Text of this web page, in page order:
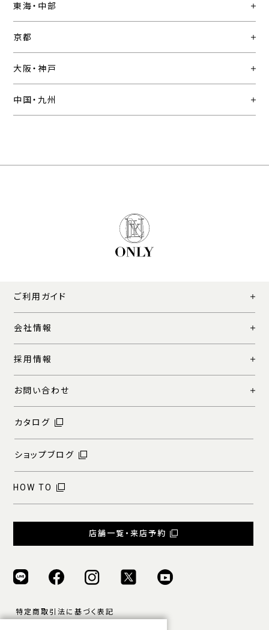
東海・中部
京都
大阪・神戸
中国・九州
ご利用ガイド
会社情報
採用情報
お問い合わせ
カタログ
ショップブログ
HOW TO
店舗一覧・来店予約
特定商取引法に基づく表記